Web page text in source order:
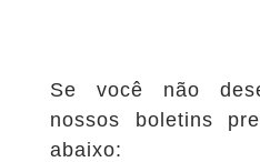
Se você não
nossos boletins
abaixo: